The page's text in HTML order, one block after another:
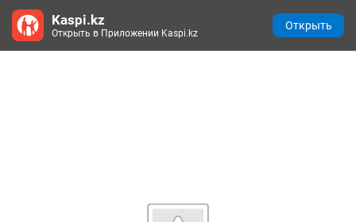
Kaspi.kz
Открыть в Приложении Kaspi.kz
Открыть